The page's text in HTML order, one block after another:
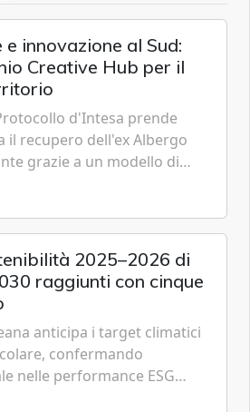
e innovazione al Sud:
Creative Hub per il
d'Intesa prende
il recupero dell'ex Albergo
grazie a un modello di
privato e a una rete di
2025–2026 di
raggiunti con cinque
anticipa i target climatici
confermando
nelle performance ESG
accessibilità e governance